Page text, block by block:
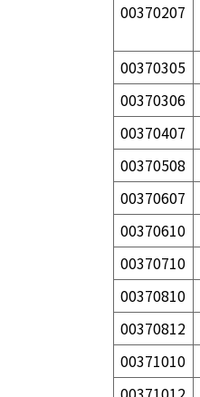
00370207
00370305
00370306
00370407
00370508
00370607
00370610
00370710
00370810
00370812
00371010